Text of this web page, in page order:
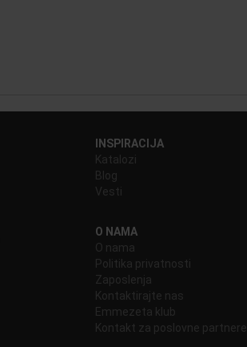
INSPIRACIJA
Katalozi
Blog
Vesti
O NAMA
O nama
Politika privatnosti
Zaposlenja
Kontaktirajte nas
Emmezeta klub
Kontakt za poslovne partnere